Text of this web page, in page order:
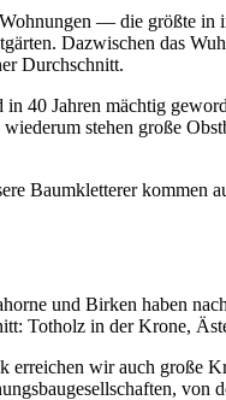
— die größte in
Dazwischen das
Durchschnitt.
40 Jahren mächtig
stehen große
Baumkletterer kommen
und Birken haben
Totholz in der Krone,
erreichen wir auch große
von